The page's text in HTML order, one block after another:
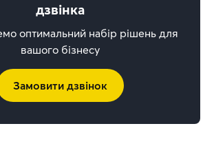
дзвінка
оптимальний набір рішень для
вашого бізнесу
Замовити дзвінок